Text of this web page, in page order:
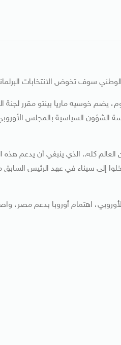
سوف تخوض الانتخابات
يضم خوسيه ماريا بينتو مقرر لجنة
الشؤون السياسية بالمجلس
كله.. الذي ينبغي أن يدعم
اهتمام أوروبا بدعم مصر،